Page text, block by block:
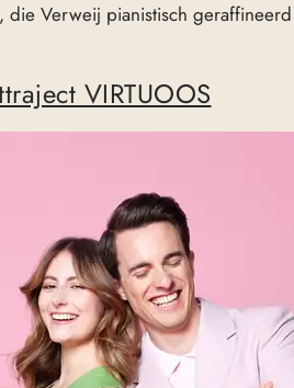
die Verweij pianistisch geraffineerd
VIRTUOOS